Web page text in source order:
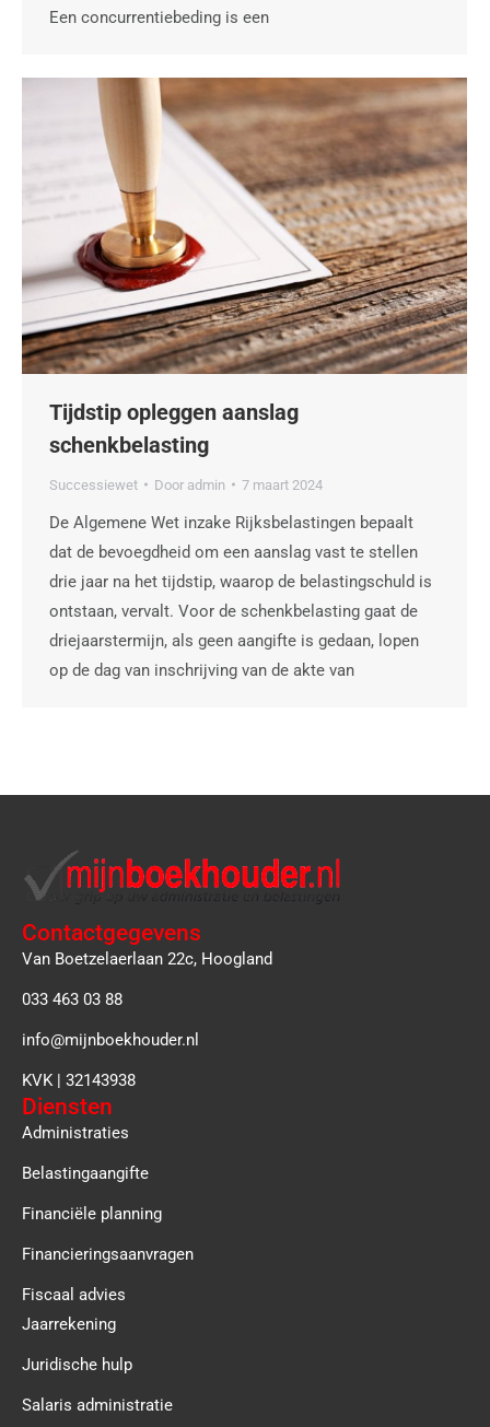
Een concurrentiebeding is een
Tijdstip opleggen aanslag
schenkbelasting
Successiewet Door admin 7 maart 2024
De Algemene Wet inzake Rijksbelastingen bepaalt
dat de bevoegdheid om een aanslag vast te stellen
drie jaar na het tijdstip, waarop de belastingschuld is
ontstaan, vervalt. Voor de schenkbelasting gaat de
driejaarstermijn, als geen aangifte is gedaan, lopen
op de dag van inschrijving van de akte van
Contactgegevens
Van Boetzelaerlaan 22c, Hoogland
033 463 03 88
info@mijnboekhouder.nl
KVK | 32143938
Diensten
Administraties
Belastingaangifte
Financiële planning
Financieringsaanvragen
Fiscaal advies
Jaarrekening
Juridische hulp
Salaris administratie